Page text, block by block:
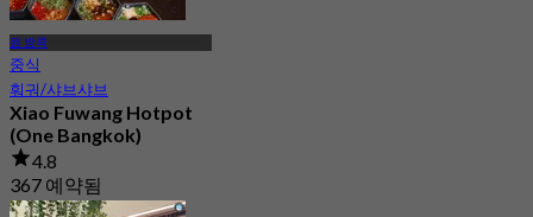
원 방콕
중식
훠궈/샤브샤브
Xiao Fuwang Hotpot
(One Bangkok)
4.8
367 예약됨
에서฿ 322.5